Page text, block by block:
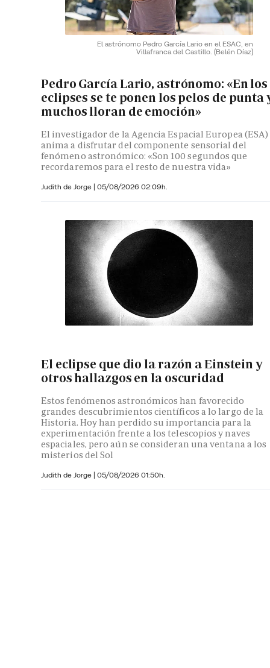
El astrónomo Pedro García Lario en el ESAC, en
Villafranca del Castillo. (Belén Díaz)
Pedro García Lario, astrónomo: «En los
eclipses se te ponen los pelos de punta
muchos lloran de emoción»
El investigador de la Agencia Espacial Europea (ESA)
anima a disfrutar del componente sensorial del
fenómeno astronómico: «Son 100 segundos que
recordaremos para el resto de nuestra vida»
Judith de Jorge | 05/08/2026 02:09h.
El eclipse que dio la razón a Einstein y
otros hallazgos en la oscuridad
Estos fenómenos astronómicos han favorecido
grandes descubrimientos científicos a lo largo de la
Historia. Hoy han perdido su importancia para la
experimentación frente a los telescopios y naves
espaciales, pero aún se consideran una ventana a los
misterios del Sol
Judith de Jorge | 05/08/2026 01:50h.